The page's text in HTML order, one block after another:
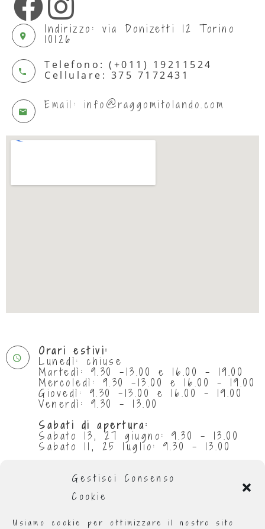
Gestisci Consenso
Cookie
Usiamo cookie per ottimizzare il nostro sito
Indirizzo: via Donizetti 12 Torino
10126
Telefono: (+011) 19211524
Cellulare: 375 7172431
Email: info@raggomitolando.com
Orari estivi:
Lunedì: chiuse
Martedì: 9.30 -13.00 e 16.00 - 19.00
Mercoledì: 9.30 -13.00 e 16.00 - 19.00
Giovedì: 9.30 -13.00 e 16.00 - 19.00
Venerdì: 9.30 - 13.00
Sabati di apertura:
Sabato 13, 27 giugno: 9.30 - 13.00
Sabato 11, 25 luglio: 9.30 - 13.00
da 29 giugno al 5 luglio compresi
da 1 al 31 agosto compresi
Lunedì: 9.00 - 13.00 e 16.00 - 19.00